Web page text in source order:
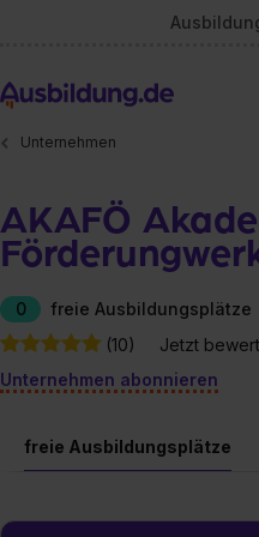
Unternehmen
AKAFÖ
0
freie Ausbildungsplätze
(10)
Jetzt
Unternehmen abonnieren
freie Ausbildungsplätze